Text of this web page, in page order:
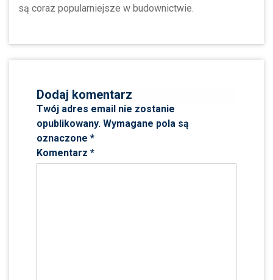
są coraz popularniejsze w budownictwie.
Dodaj komentarz
Twój adres email nie zostanie
opublikowany. Wymagane pola są
oznaczone *
Komentarz *